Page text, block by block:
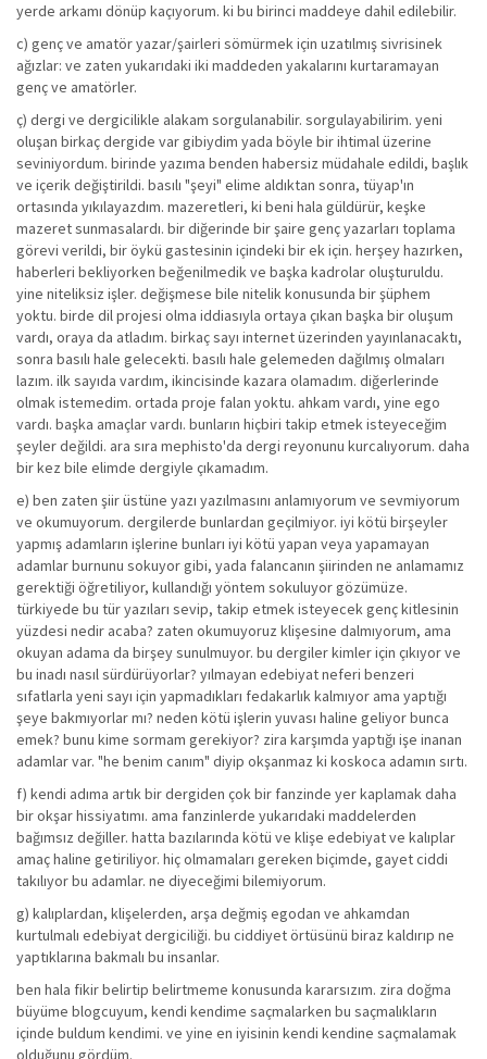
yerde arkamı dönüp kaçıyorum. ki bu birinci maddeye dahil edilebilir.
c) genç ve amatör yazar/şairleri sömürmek için uzatılmış sivrisinek
ağızlar: ve zaten yukarıdaki iki maddeden yakalarını kurtaramayan
genç ve amatörler.
ç) dergi ve dergicilikle alakam sorgulanabilir. sorgulayabilirim. yeni
oluşan birkaç dergide var gibiydim yada böyle bir ihtimal üzerine
seviniyordum. birinde yazıma benden habersiz müdahale edildi, başlık
ve içerik değiştirildi. basılı "şeyi" elime aldıktan sonra, tüyap'ın
ortasında yıkılayazdım. mazeretleri, ki beni hala güldürür, keşke
mazeret sunmasalardı. bir diğerinde bir şaire genç yazarları toplama
görevi verildi, bir öykü gastesinin içindeki bir ek için. herşey hazırken,
haberleri bekliyorken beğenilmedik ve başka kadrolar oluşturuldu.
yine niteliksiz işler. değişmese bile nitelik konusunda bir şüphem
yoktu. birde dil projesi olma iddiasıyla ortaya çıkan başka bir oluşum
vardı, oraya da atladım. birkaç sayı internet üzerinden yayınlanacaktı,
sonra basılı hale gelecekti. basılı hale gelemeden dağılmış olmaları
lazım. ilk sayıda vardım, ikincisinde kazara olamadım. diğerlerinde
olmak istemedim. ortada proje falan yoktu. ahkam vardı, yine ego
vardı. başka amaçlar vardı. bunların hiçbiri takip etmek isteyeceğim
şeyler değildi. ara sıra mephisto'da dergi reyonunu kurcalıyorum. daha
bir kez bile elimde dergiyle çıkamadım.
e) ben zaten şiir üstüne yazı yazılmasını anlamıyorum ve sevmiyorum
ve okumuyorum. dergilerde bunlardan geçilmiyor. iyi kötü birşeyler
yapmış adamların işlerine bunları iyi kötü yapan veya yapamayan
adamlar burnunu sokuyor gibi, yada falancanın şiirinden ne anlamamız
gerektiği öğretiliyor, kullandığı yöntem sokuluyor gözümüze.
türkiyede bu tür yazıları sevip, takip etmek isteyecek genç kitlesinin
yüzdesi nedir acaba? zaten okumuyoruz klişesine dalmıyorum, ama
okuyan adama da birşey sunulmuyor. bu dergiler kimler için çıkıyor ve
bu inadı nasıl sürdürüyorlar? yılmayan edebiyat neferi benzeri
sıfatlarla yeni sayı için yapmadıkları fedakarlık kalmıyor ama yaptığı
şeye bakmıyorlar mı? neden kötü işlerin yuvası haline geliyor bunca
emek? bunu kime sormam gerekiyor? zira karşımda yaptığı işe inanan
adamlar var. "he benim canım" diyip okşanmaz ki koskoca adamın sırtı.
f) kendi adıma artık bir dergiden çok bir fanzinde yer kaplamak daha
bir okşar hissiyatımı. ama fanzinlerde yukarıdaki maddelerden
bağımsız değiller. hatta bazılarında kötü ve klişe edebiyat ve kalıplar
amaç haline getiriliyor. hiç olmamaları gereken biçimde, gayet ciddi
takılıyor bu adamlar. ne diyeceğimi bilemiyorum.
g) kalıplardan, klişelerden, arşa değmiş egodan ve ahkamdan
kurtulmalı edebiyat dergiciliği. bu ciddiyet örtüsünü biraz kaldırıp ne
yaptıklarına bakmalı bu insanlar.
ben hala fikir belirtip belirtmeme konusunda kararsızım. zira doğma
büyüme blogcuyum, kendi kendime saçmalarken bu saçmalıkların
içinde buldum kendimi. ve yine en iyisinin kendi kendine saçmalamak
olduğunu gördüm.